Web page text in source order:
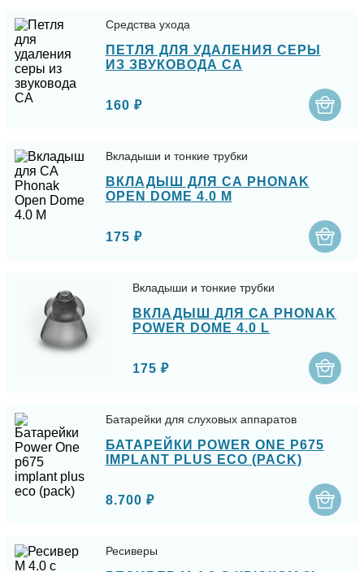
Средства ухода
ПЕТЛЯ ДЛЯ УДАЛЕНИЯ СЕРЫ
ИЗ ЗВУКОВОДА СА
160 ₽
Вкладыши и тонкие трубки
ВКЛАДЫШ ДЛЯ СА PHONAK
OPEN DOME 4.0 M
175 ₽
Вкладыши и тонкие трубки
ВКЛАДЫШ ДЛЯ СА PHONAK
POWER DOME 4.0 L
175 ₽
Батарейки для слуховых аппаратов
БАТАРЕЙКИ POWER ONE P675
IMPLANT PLUS ECO (PACK)
8.700 ₽
Ресиверы